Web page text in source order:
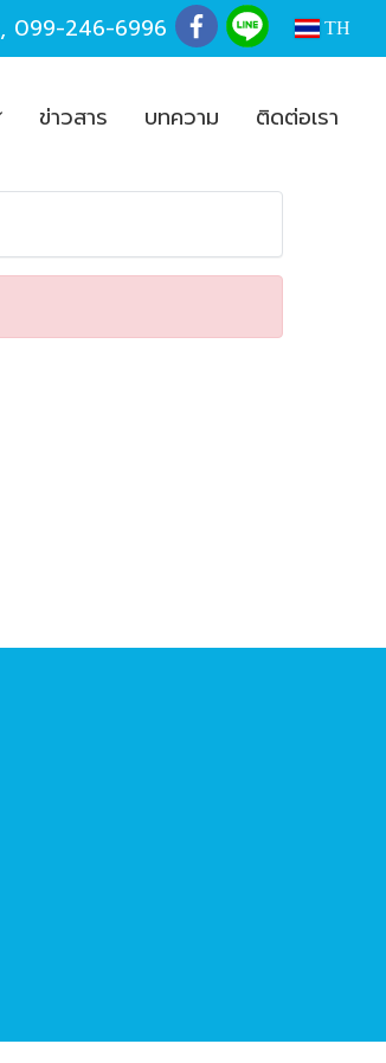
, 099-246-6996 TH
ข่าวสาร บทความ ติดต่อเรา